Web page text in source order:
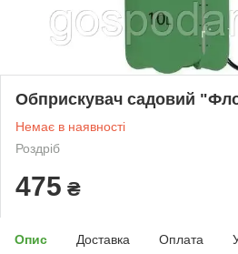
Обприскувач садовий
Немає в наявності
Роздріб
475 ₴
Опис Доставка Оплата